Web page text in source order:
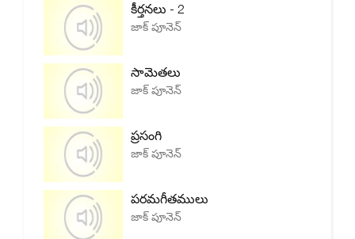
కీర్తనలు - 2
జాక్ పూనెన్
సామెతలు
జాక్ పూనెన్
ప్రసంగి
జాక్ పూనెన్
పరమగీతములు
జాక్ పూనెన్